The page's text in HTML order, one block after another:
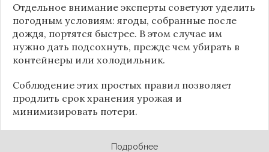
Отдельное внимание эксперты советуют уделить
погодным условиям: ягоды, собранные после
дождя, портятся быстрее. В этом случае им
нужно дать подсохнуть, прежде чем убирать в
контейнеры или холодильник.
Соблюдение этих простых правил позволяет
продлить срок хранения урожая и
минимизировать потери.
Подробнее